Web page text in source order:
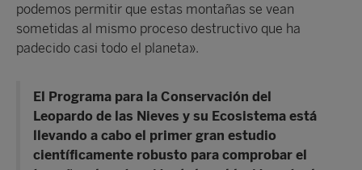
podemos permitir que estas montañas se vean
sometidas al mismo proceso destructivo que ha
padecido casi todo el planeta».
El Programa para la Conservación del
Leopardo de las Nieves y su Ecosistema está
llevando a cabo el primer gran estudio
científicamente robusto para comprobar el